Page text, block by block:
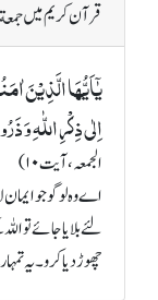
قرآن کریم میں
یٰۤاَیُّہَا الَّذِیۡنَ
اِلٰی ذِکۡرِ اللّٰہِ وَ
الجمعہ، آیت ۱۰)
اے وہ لوگو جو
لئے بلایا جائے تو
چھوڑ دیا کرو۔ یہ